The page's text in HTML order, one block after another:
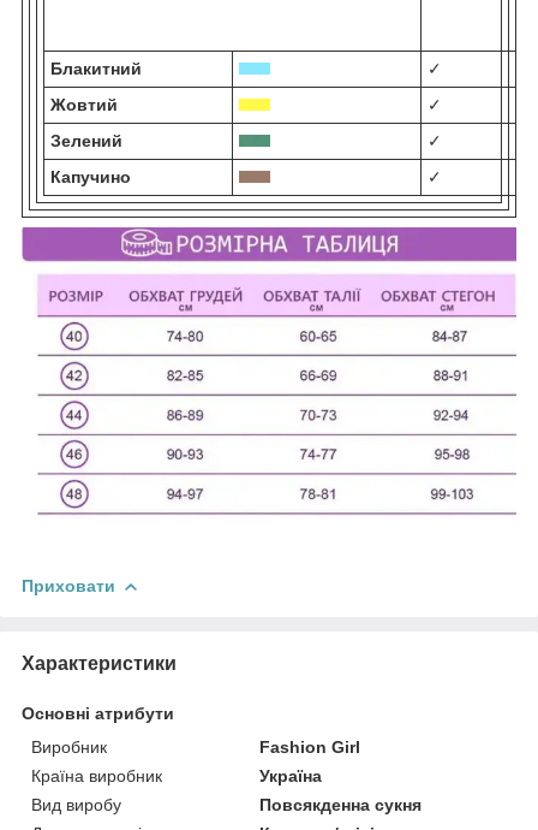
Блакитний
✓
Жовтий
✓
Зелений
✓
Капучино
✓
Приховати
Характеристики
Основні атрибути
Виробник
Fashion Girl
Країна виробник
Україна
Вид виробу
Повсякденна сукня